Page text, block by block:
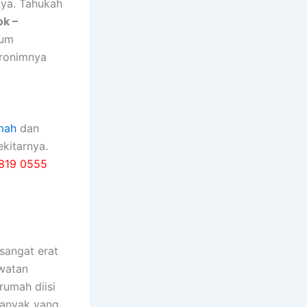
Tahukah
–
dan
0555
erat
diisi